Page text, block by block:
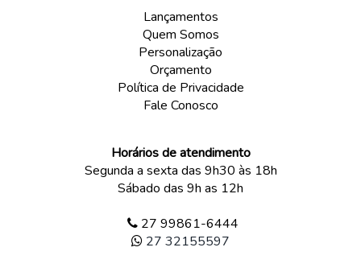
Lançamentos
Quem Somos
Personalização
Orçamento
Política de Privacidade
Fale Conosco
Horários de atendimento
Segunda a sexta das 9h30 às 18h
Sábado das 9h as 12h
27 99861-6444
27 32155597